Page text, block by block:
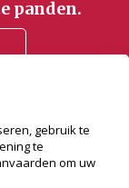
panden.
gebruik te
te
om uw